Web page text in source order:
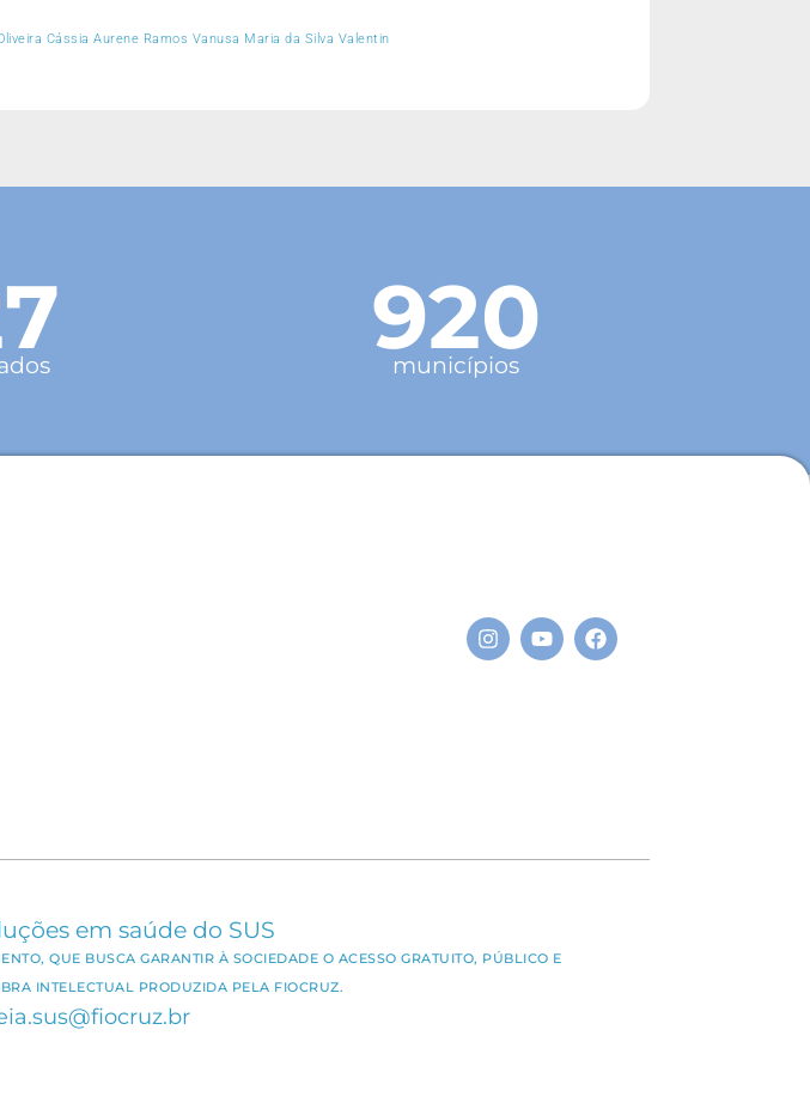
Cássia Aurene Ramos Vanusa Maria da Silva Valentin
920
municípios
em saúde do SUS
QUE BUSCA GARANTIR À SOCIEDADE O ACESSO GRATUITO, PÚBLICO E
INTELECTUAL PRODUZIDA PELA FIOCRUZ.